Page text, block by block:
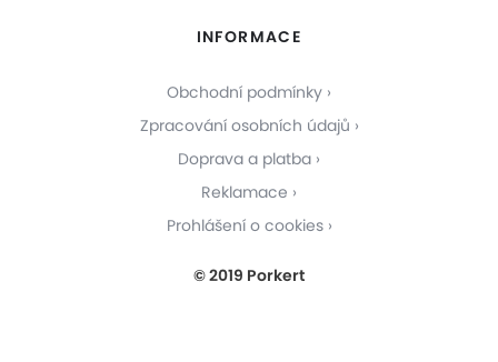
INFORMACE
Obchodní podmínky
Zpracování osobních údajů
Doprava a platba
Reklamace
Prohlášení o cookies
© 2019 Porkert